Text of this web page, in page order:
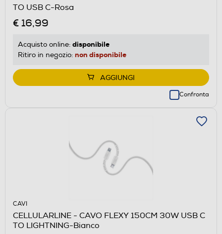
TO USB C-Rosa
€ 16,99
Acquisto online: disponibile
Ritiro in negozio: non disponibile
AGGIUNGI
Confronta
CAVI
CELLULARLINE - CAVO FLEXY 150CM 30W USB C
TO LIGHTNING-Bianco